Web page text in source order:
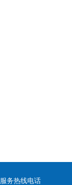
服务热线电话